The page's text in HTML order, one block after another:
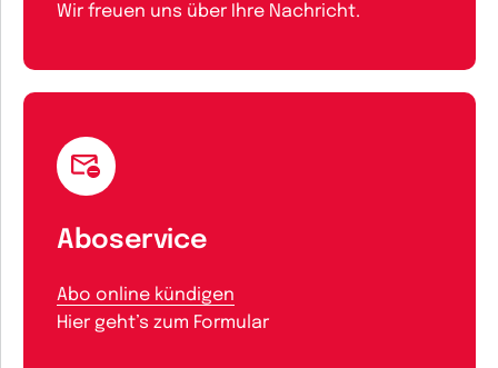
Wir freuen uns über Ihre Nachricht.
Aboservice
Abo online kündigen
Hier geht’s zum Formular